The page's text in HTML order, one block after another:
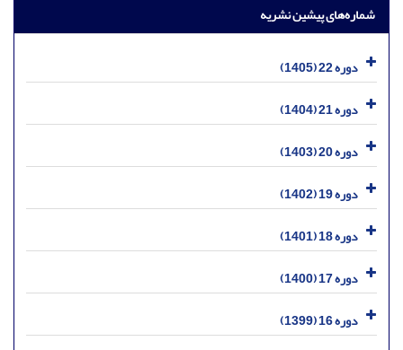
شماره‌های پیشین نشریه
دوره 22 (1405)
دوره 21 (1404)
دوره 20 (1403)
دوره 19 (1402)
دوره 18 (1401)
دوره 17 (1400)
دوره 16 (1399)